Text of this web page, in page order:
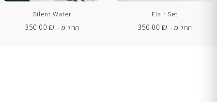
Flair Set
החל מ -
350.00 ₪
Silent Water
החל מ -
350.00 ₪